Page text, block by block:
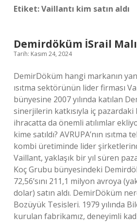
Etiket:Vaillantı kim satın aldı
Demirdöküm İSrail Malı
Tarih: Kasım 24, 2024
DemirDöküm hangi markanın
ısıtma sektörünün lider firması
bünyesine 2007 yılında katılan
sinerjilerin katkısıyla iç
ihracatta da önemli atılımlar
kime satıldı? AVRUPA’nın ısıtma
kombi üretiminde lider
Vaillant, yaklaşık bir yıl süren
Koç Grubu bünyesindeki
72,56’sını 211,1 milyon avroya
dolar) satın aldı. DemirDöküm
Bozüyük Tesisleri. 1979 yılında
kurulan fabrikamız, deneyimli